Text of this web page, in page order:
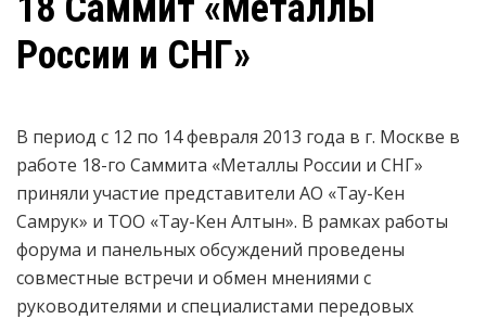
России и СНГ»
В период с 12 по 14 февраля 2013 года в г. Москве в
работе 18-го Саммита «Металлы России и СНГ»
приняли участие представители АО «Тау-Кен
Самрук» и ТОО «Тау-Кен Алтын». В рамках работы
форума и панельных обсуждений проведены
совместные встречи и обмен мнениями с
руководителями и специалистами передовых